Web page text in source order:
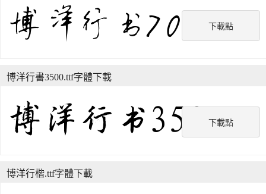
下載點
下載點
博洋行書3500.ttf字體下載
博洋行楷.ttf字體下載